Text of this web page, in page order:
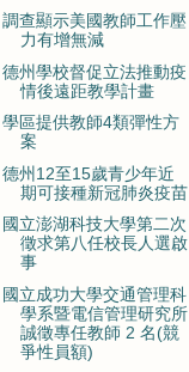
調查顯示美國教師工作壓
力有增無減
德州學校督促立法推動疫
情後遠距教學計畫
學區提供教師4類彈性方
案
德州12至15歲青少年近
期可接種新冠肺炎疫苗
國立澎湖科技大學第二次
徵求第八任校長人選啟
事
國立成功大學交通管理科
學系暨電信管理研究所
誠徵專任教師 2 名(競
爭性員額)